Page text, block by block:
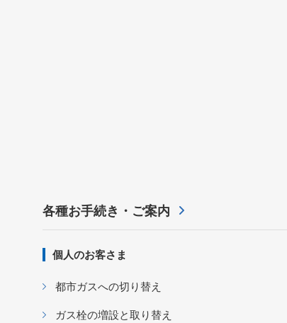
各種お手続き・ご案内
個人のお客さま
都市ガスへの切り替え
ガス栓の増設と取り替え